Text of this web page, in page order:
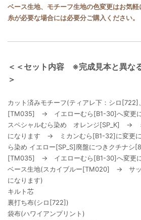
ベース生地、モチーフ生地の色変更はお気軽
糸が必要な場合には必要分ご購入ください。
＜＜セット内容 ※完成見本と異な
＞
カット済みモチーフ(ティアレ下：シロ[722]
[TM035] → イエローむら[B1-30]へ変更に
スペシャルむら染め オレンジ[SP_K] →
になります → ミカンむら[B1-32]に変更に
ら染め イエロー[SP_S]廃盤につきクチナシ
[TM035] → イエローむら[B1-30]へ変更
ベース生地(スカイブルー[TM020] → サッ
になります)
キルト芯
裏打ち布(シロ[722])
袋布(ハワイアンプリント)